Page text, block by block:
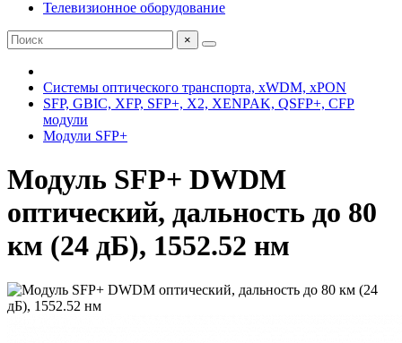
Телевизионное оборудование
×
Системы оптического транспорта, xWDM, xPON
SFP, GBIC, XFP, SFP+, X2, XENPAK, QSFP+, CFP
модули
Модули SFP+
Модуль SFP+ DWDM
оптический, дальность до 80
км (24 дБ), 1552.52 нм